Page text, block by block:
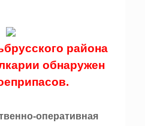
района
обнаружен
оперативная